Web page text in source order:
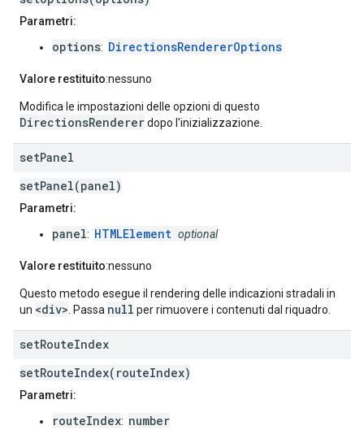
Parametri:
options: DirectionsRendererOptions
Valore restituito:nessuno
Modifica le impostazioni delle opzioni di questo
DirectionsRendererdopo l'inizializzazione.
setPanel
setPanel(panel)
Parametri:
panel: HTMLElement optional
Valore restituito:nessuno
Questo metodo esegue il rendering delle indicazioni stradali in
un <div>. Passa null per rimuovere i contenuti dal riquadro.
setRouteIndex
setRouteIndex(routeIndex)
Parametri:
routeIndex: number